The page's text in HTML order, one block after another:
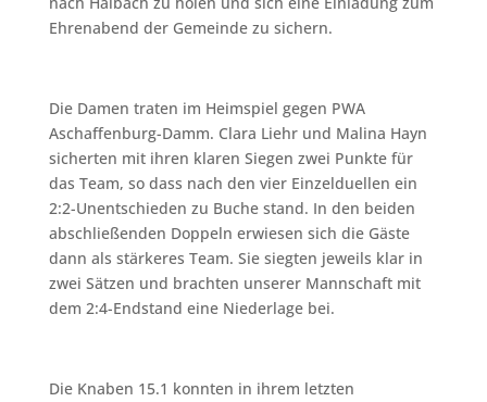
Ehrenabend der Gemeinde zu sichern.
Die Damen traten im Heimspiel gegen PWA
Aschaffenburg-Damm. Clara Liehr und Malina Hayn
sicherten mit ihren klaren Siegen zwei Punkte für
das Team, so dass nach den vier Einzelduellen ein
2:2-Unentschieden zu Buche stand. In den beiden
abschließenden Doppeln erwiesen sich die Gäste
dann als stärkeres Team. Sie siegten jeweils klar in
zwei Sätzen und brachten unserer Mannschaft mit
dem 2:4-Endstand eine Niederlage bei.
Die Knaben 15.1 konnten in ihrem letzten